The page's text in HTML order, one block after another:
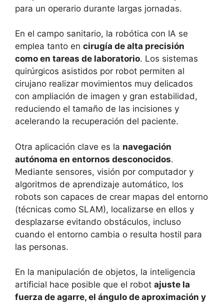
para un operario durante largas jornadas.
En el campo sanitario, la robótica con IA se
emplea tanto en cirugía de alta precisión
como en tareas de laboratorio. Los sistemas
quirúrgicos asistidos por robot permiten al
cirujano realizar movimientos muy delicados
con ampliación de imagen y gran estabilidad,
reduciendo el tamaño de las incisiones y
acelerando la recuperación del paciente.
Otra aplicación clave es la navegación
autónoma en entornos desconocidos.
Mediante sensores, visión por computador y
algoritmos de aprendizaje automático, los
robots son capaces de crear mapas del entorno
(técnicas como SLAM), localizarse en ellos y
desplazarse evitando obstáculos, incluso
cuando el entorno cambia o resulta hostil para
las personas.
En la manipulación de objetos, la inteligencia
artificial hace posible que el robot ajuste la
fuerza de agarre, el ángulo de aproximación y